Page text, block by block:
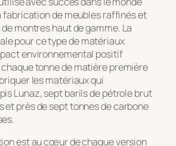
fabrication de meubles raffinés et
montres haut de gamme. La
pour ce type de matériaux
environnemental positif
tonne de matière première
les matériaux qui
Lunaz, sept barils de pétrole brut
et près de sept tonnes de carbone
est au cœur de chaque version